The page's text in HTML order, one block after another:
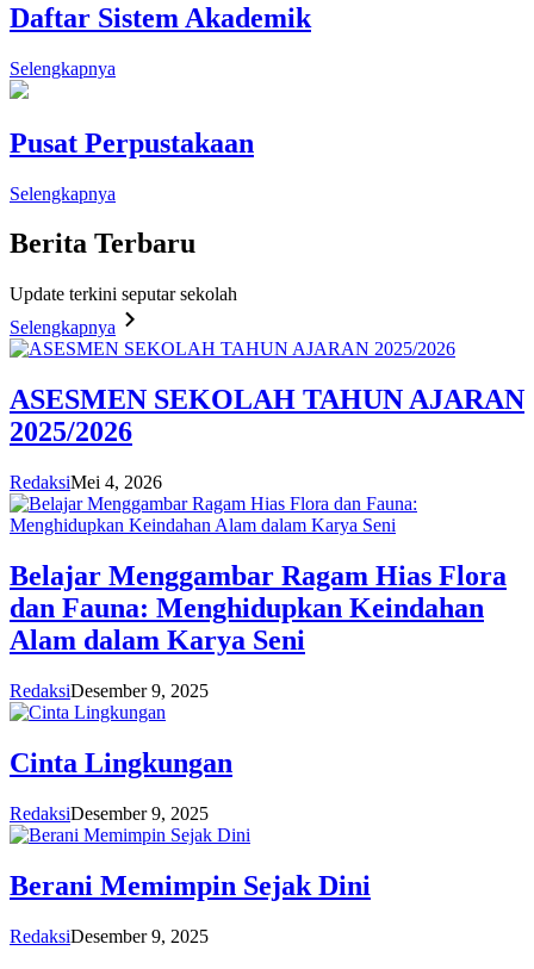
Daftar Sistem Akademik
Selengkapnya
Pusat Perpustakaan
Selengkapnya
Berita Terbaru
Update terkini seputar sekolah
Selengkapnya
ASESMEN SEKOLAH TAHUN AJARAN
2025/2026
RedaksiMei 4, 2026
Belajar Menggambar Ragam Hias Flora
dan Fauna: Menghidupkan Keindahan
Alam dalam Karya Seni
RedaksiDesember 9, 2025
Cinta Lingkungan
RedaksiDesember 9, 2025
Berani Memimpin Sejak Dini
RedaksiDesember 9, 2025